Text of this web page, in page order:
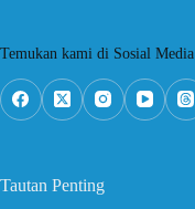
Temukan kami di Sosial Media
Tautan Penting